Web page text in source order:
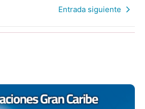
Entrada siguiente